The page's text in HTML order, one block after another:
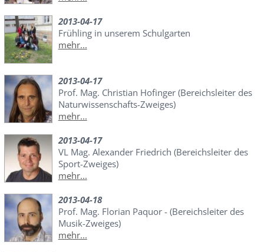
2013-04-17
Frühling in unserem Schulgarten
mehr...
2013-04-17
Prof. Mag. Christian Hofinger (Bereichsleiter des
Naturwissenschafts-Zweiges)
mehr...
2013-04-17
VL Mag. Alexander Friedrich (Bereichsleiter des
Sport-Zweiges)
mehr...
2013-04-18
Prof. Mag. Florian Paquor - (Bereichsleiter des
Musik-Zweiges)
mehr...